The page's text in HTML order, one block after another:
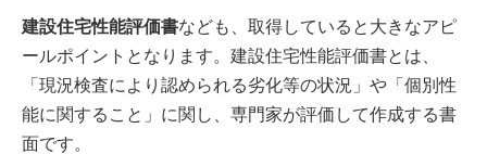
建設住宅性能評価書なども、取得していると大きなアピ
ールポイントとなります。建設住宅性能評価書とは、
「現況検査により認められる劣化等の状況」や「個別性
能に関すること」に関し、専門家が評価して作成する書
面です。